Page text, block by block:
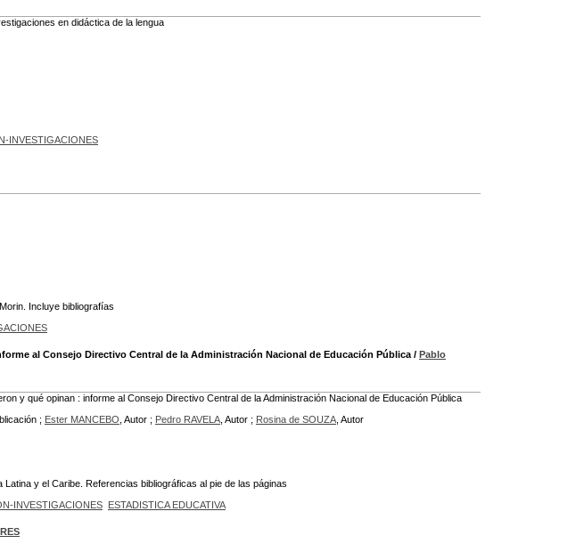
en didáctica de la lengua
INVESTIGACIONES
Incluye bibliografías
al Consejo Directivo Central de la Administración Nacional de Educación Pública / Pablo
y qué opinan : informe al Consejo Directivo Central de la Administración Nacional de Educación Pública
; Ester MANCEBO , Autor ; Pedro RAVELA , Autor ; Rosina de SOUZA , Autor
y el Caribe. Referencias bibliográficas al pie de las páginas
INVESTIGACIONES ESTADISTICA EDUCATIVA